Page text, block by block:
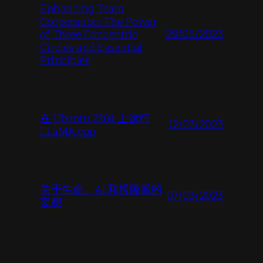
Enhancing Team
Cooperation: The Power
of Three Concentric
Circles and Essential
Principles
29/05/2023
在 Ubuntu 2204 上运行
LLaMA.cpp
12/03/2023
关于生命、AI 和投降派的
妄想
07/03/2023